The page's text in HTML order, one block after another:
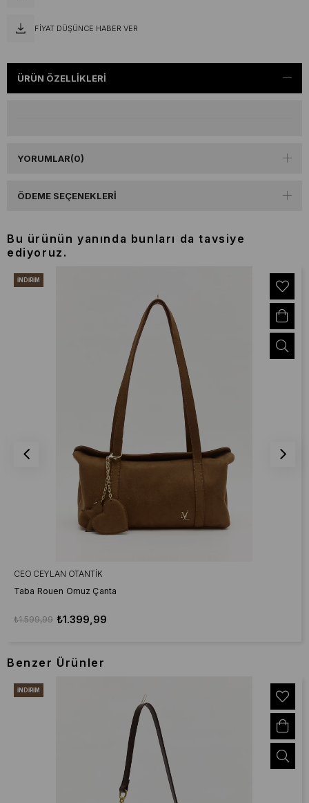
FIYAT DÜŞÜNCE HABER VER
ÜRÜN ÖZELLIKLERI
YORUMLAR(0)
ÖDEME SEÇENEKLERI
Bu ürünün yanında bunları da tavsiye
ediyoruz.
CEO CEYLAN OTANTIK
Taba Rouen Omuz Çanta
₺1.399,99
₺1.599,99
İNDIRIM
Benzer Ürünler
İNDIRIM